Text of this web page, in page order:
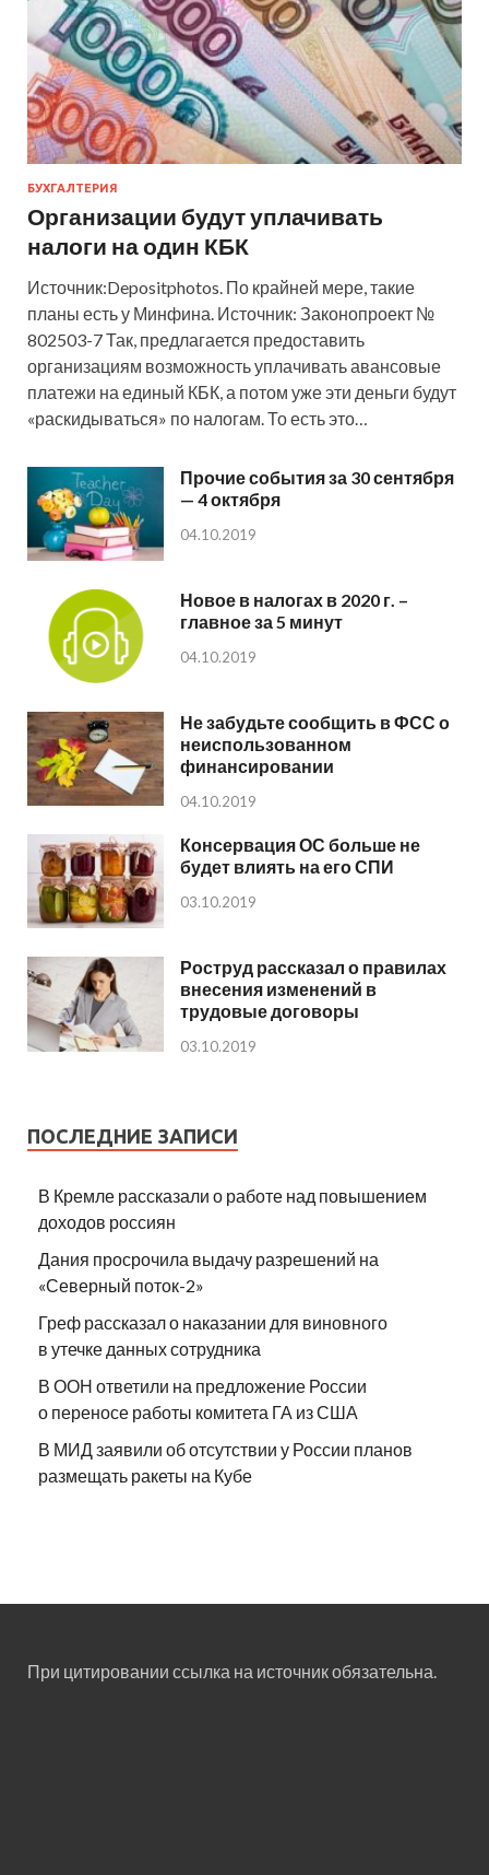
БУХГАЛТЕРИЯ
Организации будут уплачивать
налоги на один КБК
Источник:Depositphotos. По крайней мере, такие
планы есть у Минфина. Источник: Законопроект №
802503-7 Так, предлагается предоставить
организациям возможность уплачивать авансовые
платежи на единый КБК, а потом уже эти деньги будут
«раскидываться» по налогам. То есть это…
Прочие события за 30 сентября
— 4 октября
04.10.2019
Новое в налогах в 2020 г. –
главное за 5 минут
04.10.2019
Не забудьте сообщить в ФСС о
неиспользованном
финансировании
04.10.2019
Консервация ОС больше не
будет влиять на его СПИ
03.10.2019
Роструд рассказал о правилах
внесения изменений в
трудовые договоры
03.10.2019
ПОСЛЕДНИЕ ЗАПИСИ
В Кремле рассказали о работе над повышением
доходов россиян
Дания просрочила выдачу разрешений на
«Северный поток-2»
Греф рассказал о наказании для виновного
в утечке данных сотрудника
В ООН ответили на предложение России
о переносе работы комитета ГА из США
В МИД заявили об отсутствии у России планов
размещать ракеты на Кубе
При цитировании ссылка на источник обязательна.